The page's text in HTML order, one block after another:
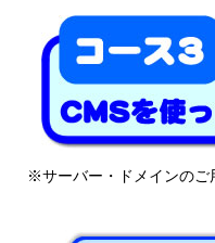
※サーバー・ドメインのご